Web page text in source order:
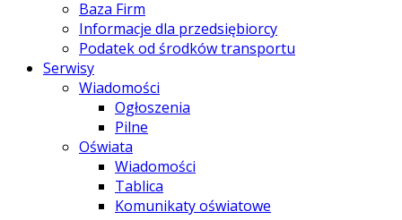
Baza Firm
Informacje dla przedsiębiorcy
Podatek od środków transportu
Serwisy
Wiadomości
Ogłoszenia
Pilne
Oświata
Wiadomości
Tablica
Komunikaty oświatowe